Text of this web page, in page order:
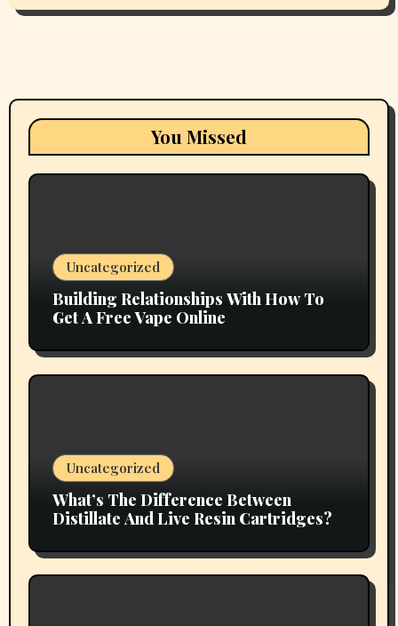
You Missed
Uncategorized
Building Relationships With How To
Get A Free Vape Online
Uncategorized
What’s The Difference Between
Distillate And Live Resin Cartridges?